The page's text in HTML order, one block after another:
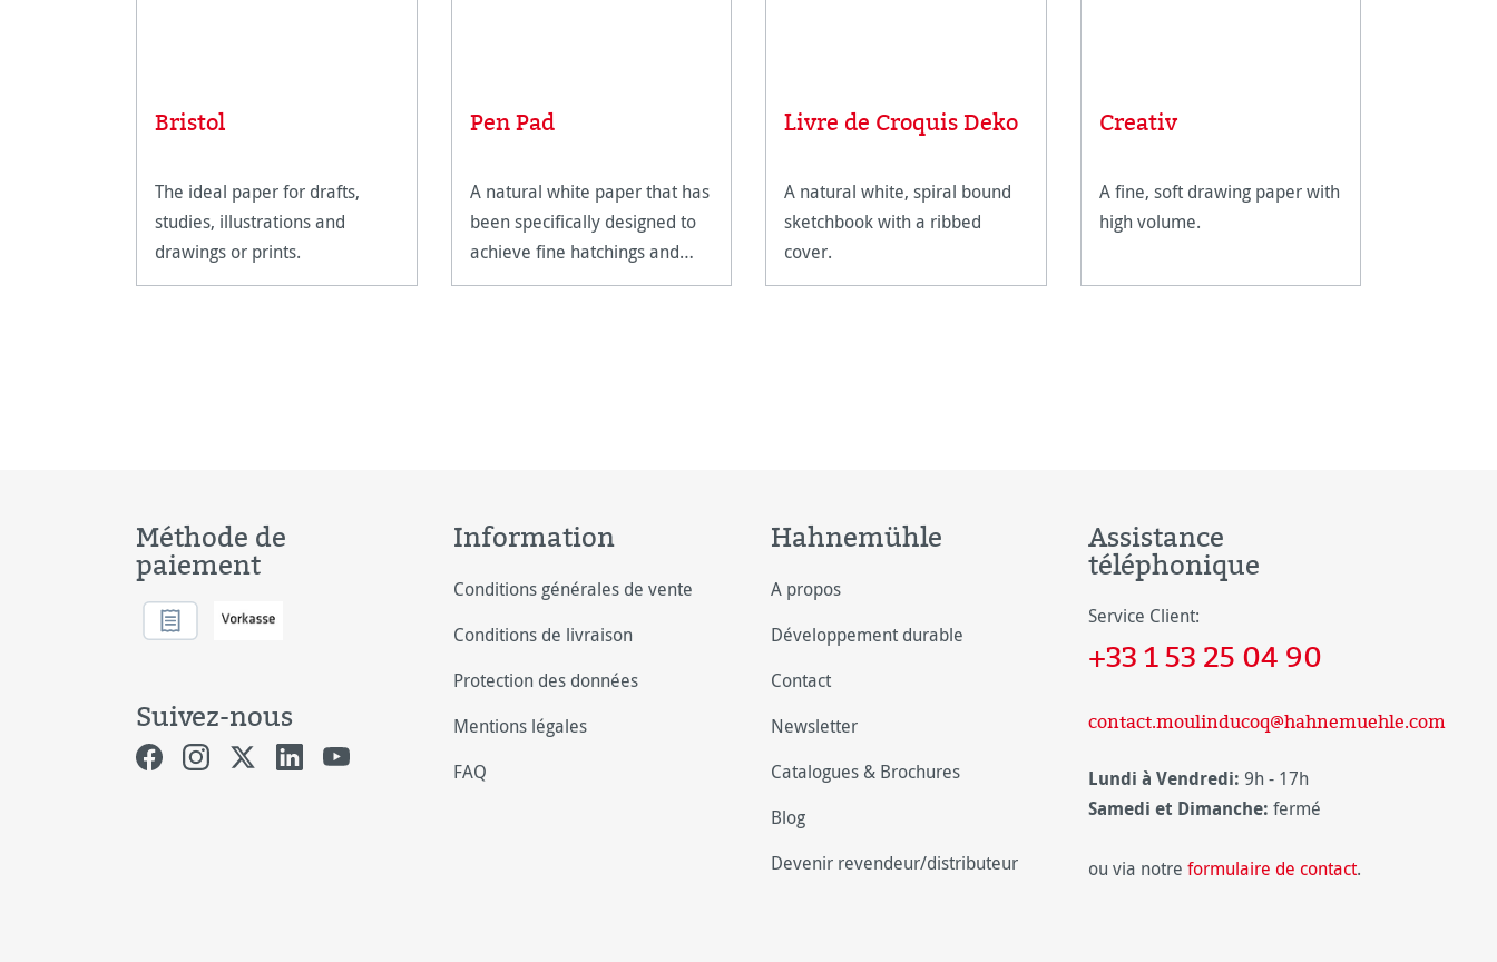
Bristol
The ideal paper for drafts,
studies, illustrations and
drawings or prints.
Pen Pad
A natural white paper that has
been specifically designed to
achieve fine hatchings and
shades of colour.
Livre de Croquis Deko
A natural white, spiral bound
sketchbook with a ribbed
cover.
Creativ
A fine, soft drawing paper with
high volume.
Méthode de
paiement
Suivez-nous
Information
Conditions générales de vente
Conditions de livraison
Protection des données
Mentions légales
FAQ
Hahnemühle
A propos
Développement durable
Contact
Newsletter
Catalogues & Brochures
Blog
Devenir revendeur/distributeur
Assistance
téléphonique
Service Client:
+33 1 53 25 04 90
contact.moulinducoq@hahnemuehle.com
Lundi à Vendredi: 9h - 17h
Samedi et Dimanche: fermé
ou via notre formulaire de contact.